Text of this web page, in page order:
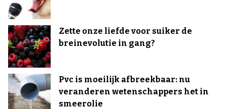
Zette onze liefde voor suiker de
breinevolutie in gang?
Pvc is moeilijk afbreekbaar: nu
veranderen wetenschappers het in
smeerolie